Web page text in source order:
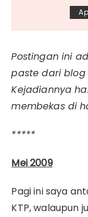
Postingan ini
paste dari blog
Kejadiannya
membekas di
*****
Mei 2009
Pagi ini saya
KTP, walaupun